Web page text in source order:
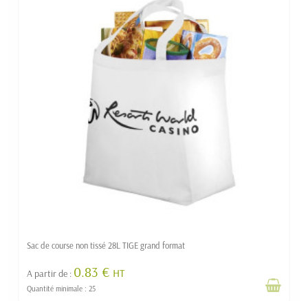
Sac de course non tissé 28L TIGE grand format
A partir de : 0.83 € HT
Quantité minimale : 25